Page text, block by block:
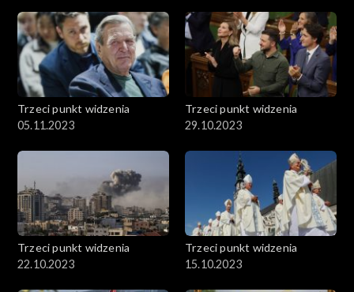
Trzeci punkt widzenia
05.11.2023
Trzeci punkt widzenia
29.10.2023
Trzeci punkt widzenia
22.10.2023
Trzeci punkt widzenia
15.10.2023